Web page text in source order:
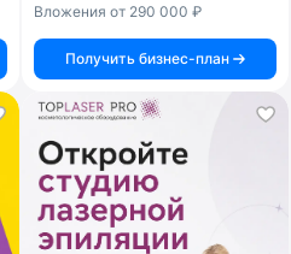
Вложения от 290 000 ₽
Получить бизнес-план